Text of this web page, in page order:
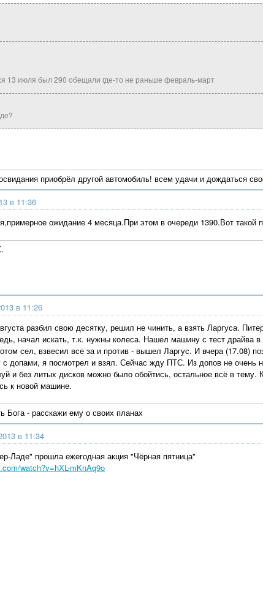
13 июля был 290 обещали где-то не раньше февраль-март
приобрёл другой автомобиль! всем удачи и дождаться
в 11:36
ожидание 4 месяца.При этом в очереди 1390.Вот такой
в 11:26
разбил свою десятку, решил не чинить, а взять Ларгуса.
начал искать, т.к. нужны колеса. Нашел машину с тест драйва
сел, взвесил все за и против - вышел Ларгус. И вчера (17.08)
с допами, я посмотрел и взял. Сейчас жду ПТС. Из допов не
и без литых дисков можно было обойтись, остальное всё в тему.
к новой машине.
Бога - расскажи ему о своих планах
в 11:34
Ладе" прошла ежегодная акция "Чёрная пятница"
watch?v=hXL-mKnAq9o